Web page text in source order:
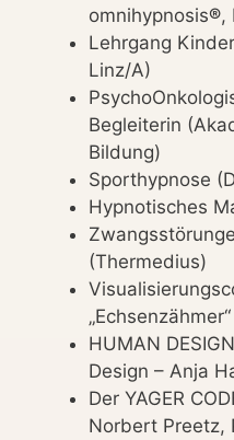
omnihypnosis®,
Lehrgang
Linz/A)
Begleiterin
Bildung)
Sporthypnose
Hypnotisches
(Thermedius)
HUMAN
Design – Anja
Der YAGER
Norbert Preetz,